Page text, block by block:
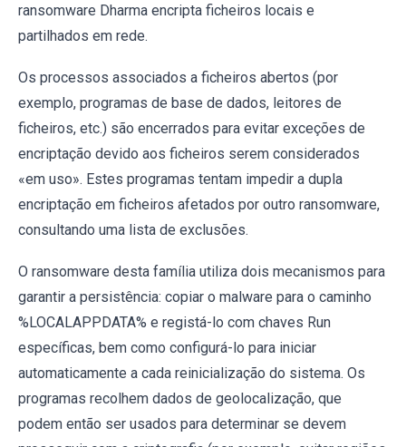
ransomware Dharma encripta ficheiros locais e
partilhados em rede.
Os processos associados a ficheiros abertos (por
exemplo, programas de base de dados, leitores de
ficheiros, etc.) são encerrados para evitar exceções de
encriptação devido aos ficheiros serem considerados
«em uso». Estes programas tentam impedir a dupla
encriptação em ficheiros afetados por outro ransomware,
consultando uma lista de exclusões.
O ransomware desta família utiliza dois mecanismos para
garantir a persistência: copiar o malware para o caminho
%LOCALAPPDATA% e registá-lo com chaves Run
específicas, bem como configurá-lo para iniciar
automaticamente a cada reinicialização do sistema. Os
programas recolhem dados de geolocalização, que
podem então ser usados para determinar se devem